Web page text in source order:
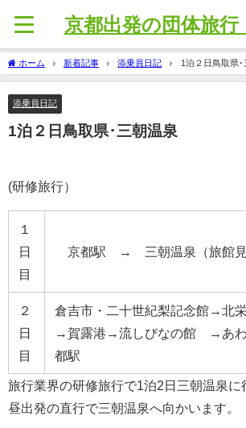
京都出発の団体旅
ホーム 新着記事 添乗員日記 1泊２日鳥取県･
添乗員日記
1泊２日鳥取県･三朝温泉
(研修旅行）
１
日
目
京都駅 → 三朝温泉（旅館見
２
日
目
倉吉市・二十世紀梨記念館→北
→賀露港→流しびなの館 →あ
都駅
旅行業界の研修旅行で1泊2日三朝温泉に
昼出発の直行で三朝温泉へ向かいます。